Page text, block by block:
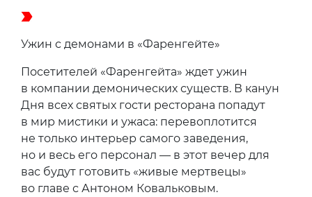
Ужин с демонами в «Фаренгейте»
Посетителей «Фаренгейта» ждет ужин
в компании демонических существ. В канун
Дня всех святых гости ресторана попадут
в мир мистики и ужаса: перевоплотится
не только интерьер самого заведения,
но и весь его персонал — в этот вечер для
вас будут готовить «живые мертвецы»
во главе с Антоном Ковальковым.